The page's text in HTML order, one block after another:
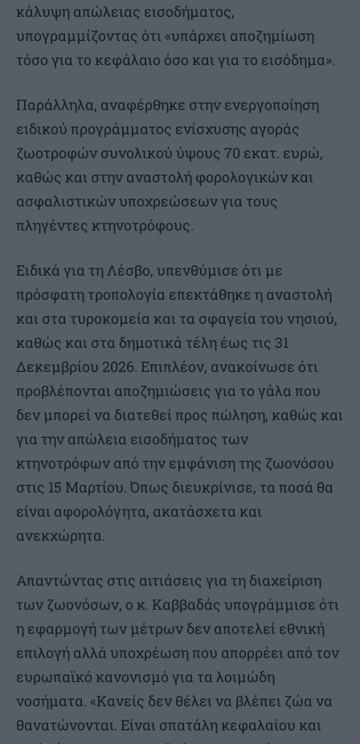
κάλυψη απώλειας εισοδήματος,
υπογραμμίζοντας ότι «υπάρχει αποζημίωση
τόσο για το κεφάλαιο όσο και για το εισόδημα».
Παράλληλα, αναφέρθηκε στην ενεργοποίηση
ειδικού προγράμματος ενίσχυσης αγοράς
ζωοτροφών συνολικού ύψους 70 εκατ. ευρώ,
καθώς και στην αναστολή φορολογικών και
ασφαλιστικών υποχρεώσεων για τους
πληγέντες κτηνοτρόφους.
Ειδικά για τη Λέσβο, υπενθύμισε ότι με
πρόσφατη τροπολογία επεκτάθηκε η αναστολή
και στα τυροκομεία και τα σφαγεία του νησιού,
καθώς και στα δημοτικά τέλη έως τις 31
Δεκεμβρίου 2026. Επιπλέον, ανακοίνωσε ότι
προβλέπονται αποζημιώσεις για το γάλα που
δεν μπορεί να διατεθεί προς πώληση, καθώς και
για την απώλεια εισοδήματος των
κτηνοτρόφων από την εμφάνιση της ζωονόσου
στις 15 Μαρτίου. Όπως διευκρίνισε, τα ποσά θα
είναι αφορολόγητα, ακατάσχετα και
ανεκχώρητα.
Απαντώντας στις αιτιάσεις για τη διαχείριση
των ζωονόσων, ο κ. Καββαδάς υπογράμμισε ότι
η εφαρμογή των μέτρων δεν αποτελεί εθνική
επιλογή αλλά υποχρέωση που απορρέει από τον
ευρωπαϊκό κανονισμό για τα λοιμώδη
νοσήματα. «Κανείς δεν θέλει να βλέπει ζώα να
θανατώνονται. Είναι σπατάλη κεφαλαίου και